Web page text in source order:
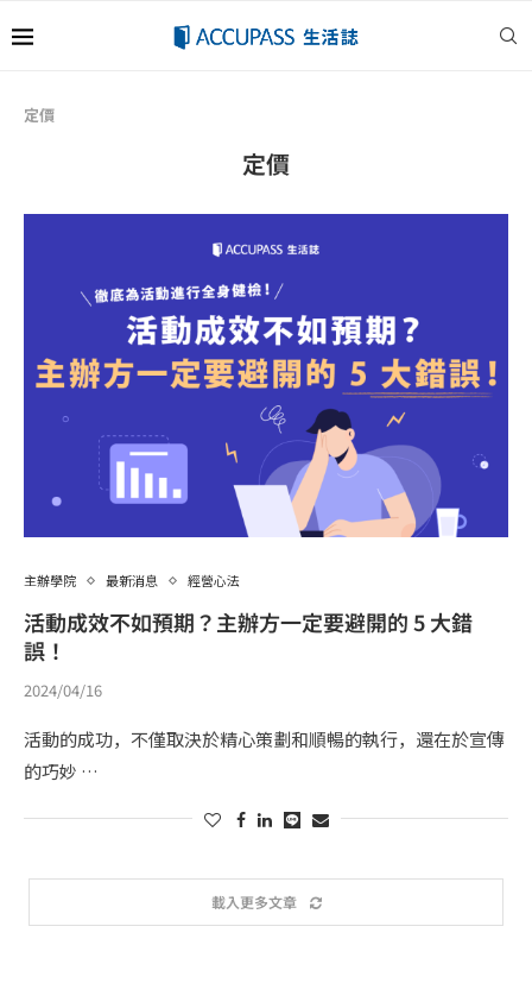
定價
定價
主辦學院 最新消息 經營心法
活動成效不如預期？主辦方一定要避開的 5 大錯
誤！
2024/04/16
活動的成功，不僅取決於精心策劃和順暢的執行，還在於宣傳
的巧妙 …
載入更多文章